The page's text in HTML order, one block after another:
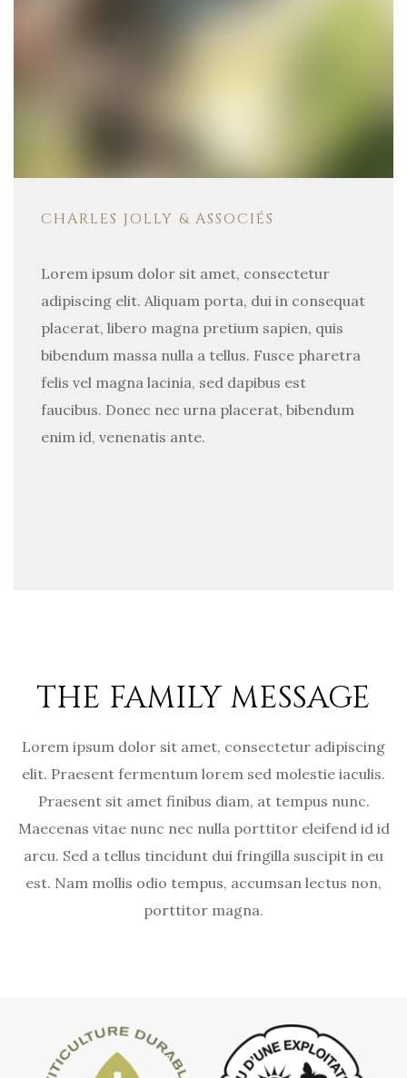
CHARLES JOLLY & ASSOCIÉS
Lorem ipsum dolor sit amet, consectetur
adipiscing elit. Aliquam porta, dui in consequat
placerat, libero magna pretium sapien, quis
bibendum massa nulla a tellus. Fusce pharetra
felis vel magna lacinia, sed dapibus est
faucibus. Donec nec urna placerat, bibendum
enim id, venenatis ante.
THE FAMILY MESSAGE
Lorem ipsum dolor sit amet, consectetur adipiscing
elit. Praesent fermentum lorem sed molestie iaculis.
Praesent sit amet finibus diam, at tempus nunc.
Maecenas vitae nunc nec nulla porttitor eleifend id id
arcu. Sed a tellus tincidunt dui fringilla suscipit in eu
est. Nam mollis odio tempus, accumsan lectus non,
porttitor magna.